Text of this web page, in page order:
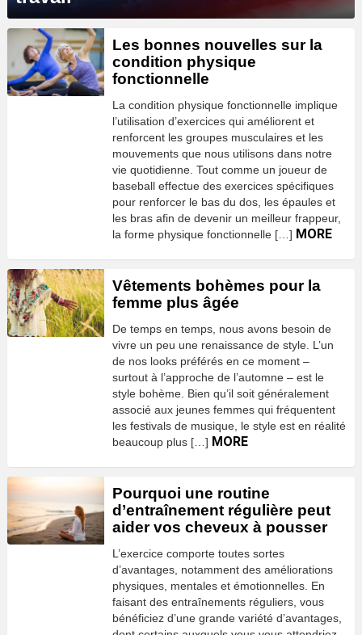
Les bonnes nouvelles sur la
condition physique
fonctionnelle
La condition physique fonctionnelle implique
l’utilisation d’exercices qui améliorent et
renforcent les groupes musculaires et les
mouvements que nous utilisons dans notre
vie quotidienne. Tout comme un joueur de
baseball effectue des exercices spécifiques
pour renforcer le bas du dos, les épaules et
les bras afin de devenir un meilleur frappeur,
la forme physique fonctionnelle […] MORE
Vêtements bohèmes pour la
femme plus âgée
De temps en temps, nous avons besoin de
vivre un peu une renaissance de style. L’un
de nos looks préférés en ce moment –
surtout à l’approche de l’automne – est le
style bohème. Bien qu’il soit généralement
associé aux jeunes femmes qui fréquentent
les festivals de musique, le style est en réalité
beaucoup plus […] MORE
Pourquoi une routine
d’entraînement régulière peut
aider vos cheveux à pousser
L’exercice comporte toutes sortes
d’avantages, notamment des améliorations
physiques, mentales et émotionnelles. En
faisant des entraînements réguliers, vous
bénéficiez d’une grande variété d’avantages,